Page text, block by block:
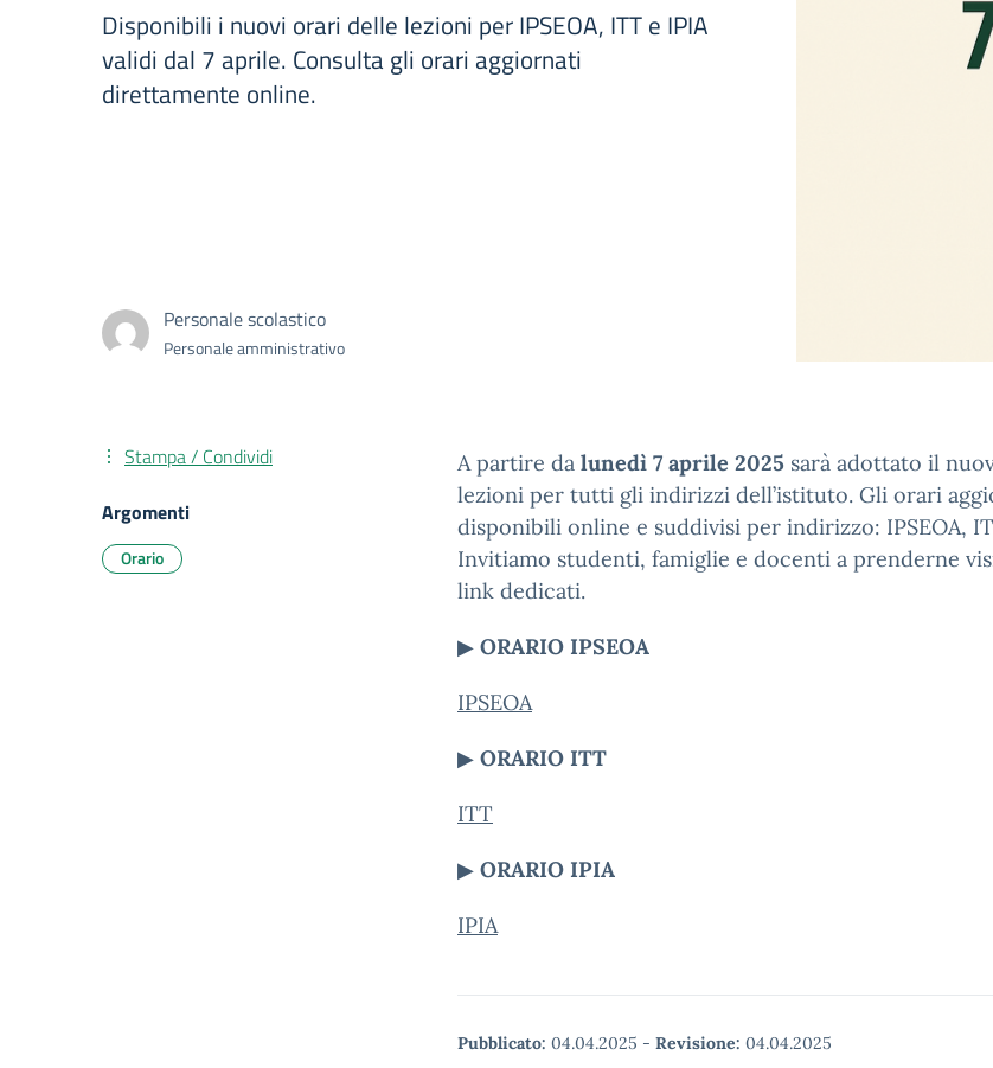
Disponibili i nuovi orari delle lezioni per IPSEOA, ITT e IPIA
validi dal 7 aprile. Consulta gli orari aggiornati
direttamente online.
Personale scolastico
Personale amministrativo
A partire da lunedì 7 aprile 2025 sarà adottato il
lezioni per tutti gli indirizzi dell’istituto. Gli orari
disponibili online e suddivisi per indirizzo: IPSEOA,
Invitiamo studenti, famiglie e docenti a prenderne
link dedicati.
▶ ORARIO IPSEOA
IPSEOA
▶ ORARIO ITT
ITT
▶ ORARIO IPIA
IPIA
Pubblicato: 04.04.2025 - Revisione: 04.04.2025
Stampa / Condividi
Argomenti
Orario